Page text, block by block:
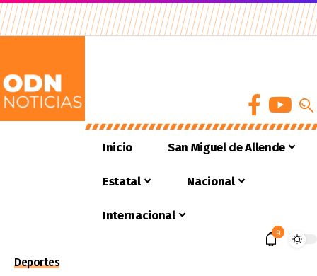
Inicio San Miguel de Allende
Estatal Nacional
Internacional
9
Deportes